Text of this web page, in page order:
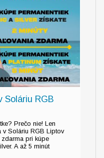
Soláriu RGB
Prečo nie! Len
v Soláriu RGB Liptov
pri kúpe
A až 5 minút